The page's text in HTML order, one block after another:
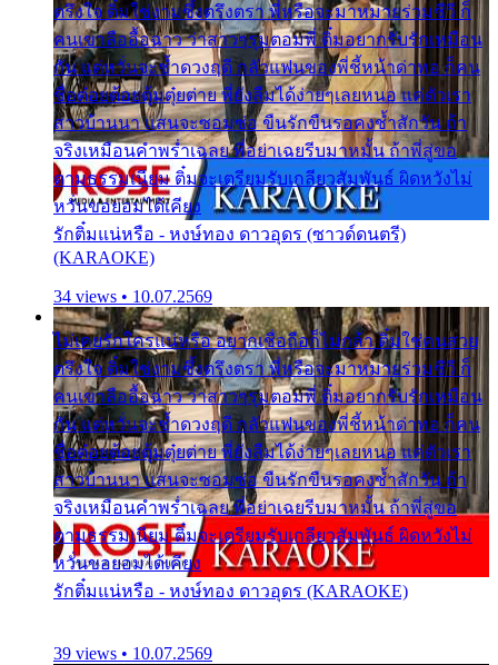
ตรึงใจ ติ๋มใช่งามซึ้งตรึงตรา พี่หรือจะมาหมายร่วมชีวี ก็
คนเขาลืออื้อฉาว ว่าสาวๆรุมตอมพี่ ติ๋มอยากรับรักเหมือน
กัน แต่หวั่นจะช้ำดวงฤดี กลัวแฟนของพี่ชี้หน้าด่าทอ ก็คน
ชื่อต๋อยต้อยตุ้มตุ๋ยต่าย พี่ยังลืมได้ง่ายๆเลยหนอ แค่ตัวเรา
สาวบ้านนา แสนจะซอมซ่อ ขืนรักขืนรอคงช้ำสักวัน ถ้า
จริงเหมือนคำพร่ำเฉลย พี่อย่าเฉยรีบมาหมั้น ถ้าพี่สู่ขอ
ตามธรรมเนียม ติ๋มจะเตรียมรับเกลียวสัมพันธ์ ผิดหวังไม่
หวั่นขอยอมได้เคียง
รักติ๋มแน่หรือ - หงษ์ทอง ดาวอุดร (ซาวด์ดนตรี)
(KARAOKE)
34 views • 10.07.2569
ไม่เคยรักใครแน่หรือ อยากเชื่อถือก็ไม่กล้า ติ๋มใช่คนสวย
ตรึงใจ ติ๋มใช่งามซึ้งตรึงตรา พี่หรือจะมาหมายร่วมชีวี ก็
คนเขาลืออื้อฉาว ว่าสาวๆรุมตอมพี่ ติ๋มอยากรับรักเหมือน
กัน แต่หวั่นจะช้ำดวงฤดี กลัวแฟนของพี่ชี้หน้าด่าทอ ก็คน
ชื่อต๋อยต้อยตุ้มตุ๋ยต่าย พี่ยังลืมได้ง่ายๆเลยหนอ แค่ตัวเรา
สาวบ้านนา แสนจะซอมซ่อ ขืนรักขืนรอคงช้ำสักวัน ถ้า
จริงเหมือนคำพร่ำเฉลย พี่อย่าเฉยรีบมาหมั้น ถ้าพี่สู่ขอ
ตามธรรมเนียม ติ๋มจะเตรียมรับเกลียวสัมพันธ์ ผิดหวังไม่
หวั่นขอยอมได้เคียง
รักติ๋มแน่หรือ - หงษ์ทอง ดาวอุดร (KARAOKE)
39 views • 10.07.2569